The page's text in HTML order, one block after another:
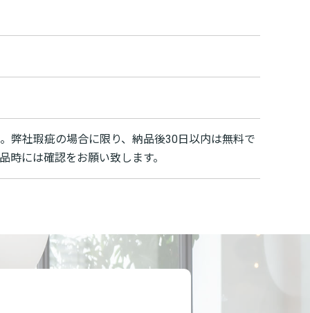
弊社瑕疵の場合に限り、納品後30日以内は無料で
には確認をお願い致します。